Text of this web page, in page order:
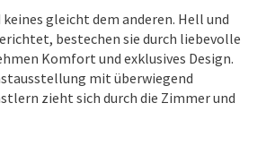
keines gleicht dem anderen. Hell und
bestechen sie durch liebevolle
Komfort und exklusives Design.
mit überwiegend
zieht sich durch die Zimmer und